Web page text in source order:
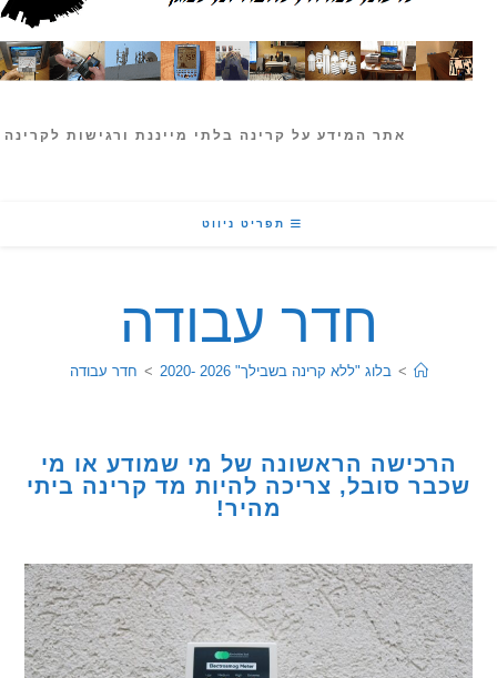
אתר המידע על קרינה בלתי מייננת ורגישות לקרינה
תפריט ניווט
חדר עבודה
בלוג "ללא קרינה בשבילך" 2026 -2020 > חדר עבודה
הראשונה של מי שמודע או מי
סובל, צריכה להיות מד קרינה ביתי
מהיר!